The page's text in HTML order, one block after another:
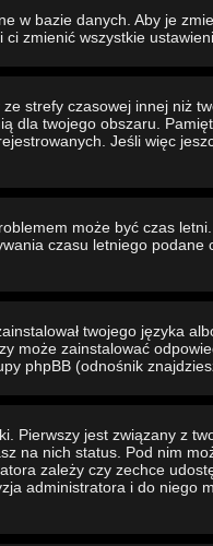
w bazie danych. Aby je
zmienić wszystkie
strefy czasowej innej niż
dla twojego obszaru.
Jeśli więc
może być czas
czasu letniego
twojego języka
może zainstalować
phpBB (odnośnik
Pierwszy jest związany z
na nich status. Pod nim
zależy czy zechce
administratora i do niego